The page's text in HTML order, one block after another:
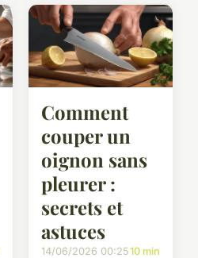
Comment
couper un
oignon sans
pleurer :
secrets et
astuces
14/06/2026 00:2510 min